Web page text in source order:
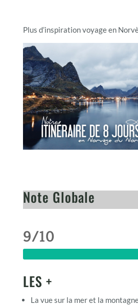
Plus d’inspiration voyage en
Note Globale
9/10
LES +
La vue sur la mer et la